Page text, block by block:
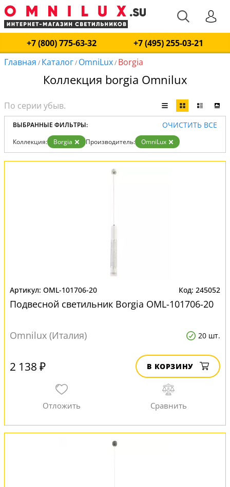
+7 (800) 775-63-32
+7 (495) 255-03-21
Главная / Каталог/ OmniLux/ Borgia
Коллекция borgia Omnilux
ВЫБРАННЫЕ ФИЛЬТРЫ: ОЧИСТИТЬ ВСЕ
Коллекция: Borgia Производитель: OmniLux
OML-101706-20 245052
Подвесной светильник Borgia OML-101706-20
Omnilux (Италия) 20 шт.
2 138 ₽ В КОРЗИНУ